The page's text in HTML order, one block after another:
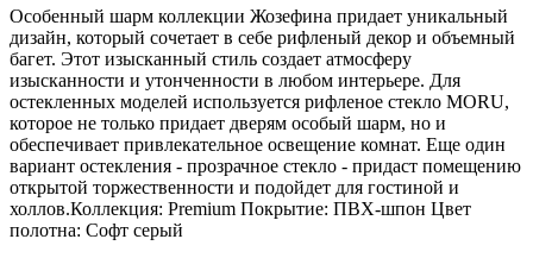
Особенный шарм коллекции Жозефина придает уникальный
дизайн, который сочетает в себе рифленый декор и объемный
багет. Этот изысканный стиль создает атмосферу
изысканности и утонченности в любом интерьере. Для
остекленных моделей используется рифленое стекло MORU,
которое не только придает дверям особый шарм, но и
обеспечивает привлекательное освещение комнат. Еще один
вариант остекления - прозрачное стекло - придаст помещению
открытой торжественности и подойдет для гостиной и
холлов.Коллекция: Premium Покрытие: ПВХ-шпон Цвет
полотна: Софт серый